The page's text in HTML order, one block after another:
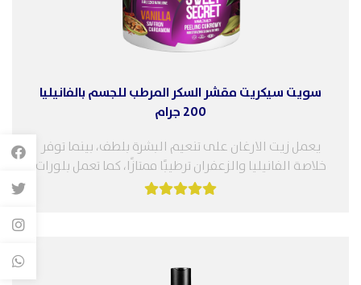
سويت سيكريت مقشر السكر المرطب للجسم بالفانيليا
200 جرام
يعمل زيت الارغان على تنعيم البشرة بلطف، بينما توفر
خلاصة الفانيليا والزعفران ترطيبًا ممتازًا، كما تعمل بلورات
السكر وجزيئات الزعفران...